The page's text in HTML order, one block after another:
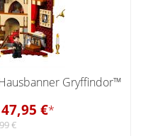
Gryffindor™
47,95 €*
€